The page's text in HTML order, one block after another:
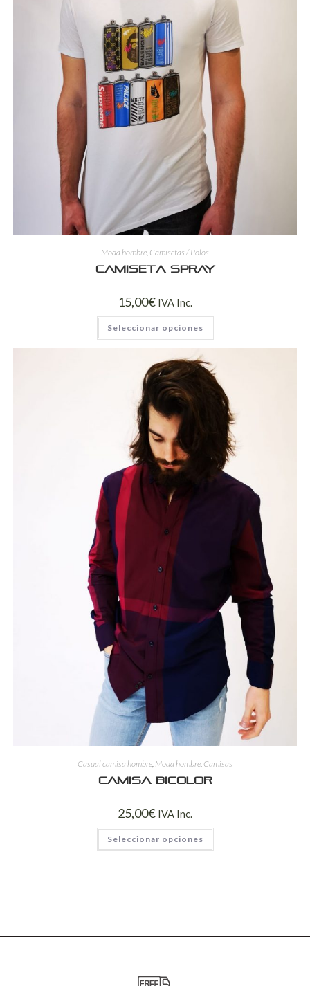
Moda hombre Camisetas / Polos
Camiseta spray
15,00€ IVA Inc.
Seleccionar opciones
Casual camisa hombre, Moda hombre, Camisas
Camisa bicolor
25,00€ IVA Inc.
Seleccionar opciones